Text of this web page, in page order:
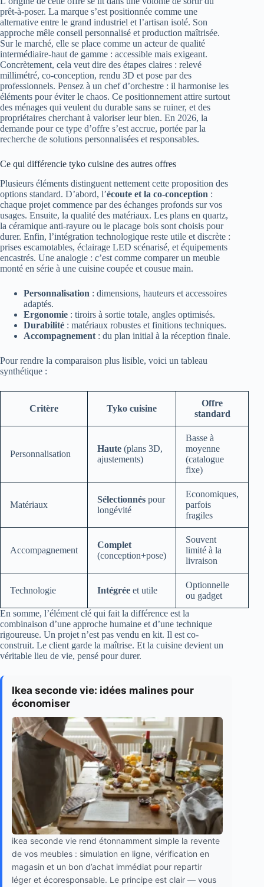
prêt-à-poser. La marque s’est positionnée comme une
alternative entre le grand industriel et l’artisan isolé. Son
approche mêle conseil personnalisé et production maîtrisée.
Sur le marché, elle se place comme un acteur de qualité
intermédiaire-haut de gamme : accessible mais exigeant.
Concrètement, cela veut dire des étapes claires : relevé
millimétré, co-conception, rendu 3D et pose par des
professionnels. Pensez à un chef d’orchestre : il harmonise les
éléments pour éviter le chaos. Ce positionnement attire surtout
des ménages qui veulent du durable sans se ruiner, et des
propriétaires cherchant à valoriser leur bien. En 2026, la
demande pour ce type d’offre s’est accrue, portée par la
recherche de solutions personnalisées et responsables.
Ce qui différencie tyko cuisine des autres offres
Plusieurs éléments distinguent nettement cette proposition des
options standard. D’abord, l’écoute et la co-conception :
chaque projet commence par des échanges profonds sur vos
usages. Ensuite, la qualité des matériaux. Les plans en quartz,
la céramique anti-rayure ou le placage bois sont choisis pour
durer. Enfin, l’intégration technologique reste utile et discrète :
prises escamotables, éclairage LED scénarisé, et équipements
encastrés. Une analogie : c’est comme comparer un meuble
monté en série à une cuisine coupée et cousue main.
Personnalisation : dimensions, hauteurs et accessoires
adaptés.
Ergonomie : tiroirs à sortie totale, angles optimisés.
Durabilité : matériaux robustes et finitions techniques.
Accompagnement : du plan initial à la réception finale.
Pour rendre la comparaison plus lisible, voici un tableau
synthétique :
Critère Tyko cuisine
Offre
standard
Personnalisation
Haute (plans 3D,
ajustements)
Basse à
moyenne
(catalogue
fixe)
Matériaux
Sélectionnés pour
longévité
Economiques,
parfois
fragiles
Accompagnement
Complet
(conception+pose)
Souvent
limité à la
livraison
Technologie Intégrée et utile
Optionnelle
ou gadget
En somme, l’élément clé qui fait la différence est la
combinaison d’une approche humaine et d’une technique
rigoureuse. Un projet n’est pas vendu en kit. Il est co-
construit. Le client garde la maîtrise. Et la cuisine devient un
véritable lieu de vie, pensé pour durer.
Ikea seconde vie: idées malines pour
économiser
ikea seconde vie rend étonnamment simple la revente
de vos meubles : simulation en ligne, vérification en
magasin et un bon d’achat immédiat pour repartir
léger et écoresponsable. Le principe est clair — vous